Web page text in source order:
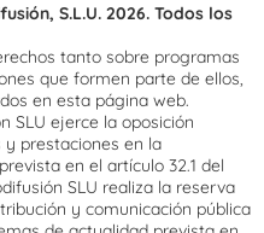
S.L.U. 2026. Todos los
tanto sobre programas
que formen parte de ellos,
en esta página web.
SLU ejerce la oposición
prestaciones en la
en el artículo 32.1 del
SLU realiza la reserva
y comunicación pública